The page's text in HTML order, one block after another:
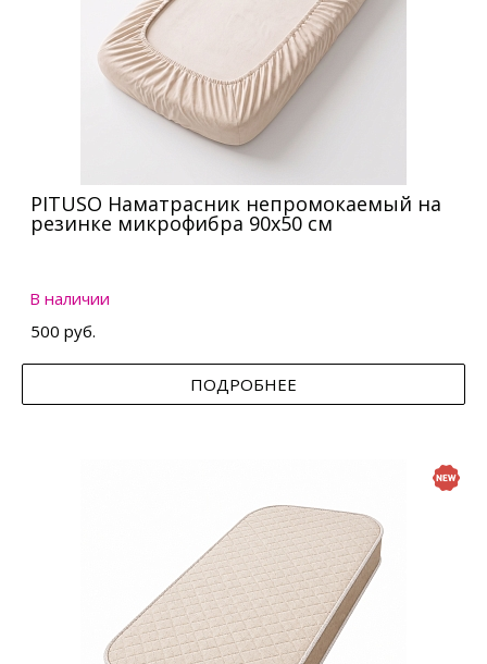
PITUSO Наматрасник непромокаемый на
резинке микрофибра 90х50 см
В наличии
500 руб.
ПОДРОБНЕЕ